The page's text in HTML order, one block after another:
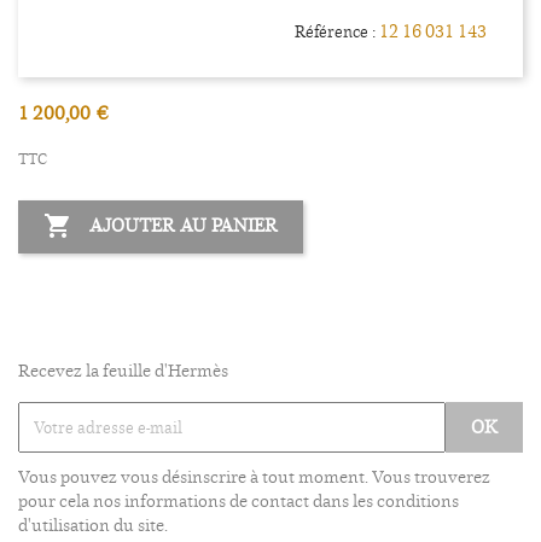
Référence : 12 16 031 143
1 200,00 €
TTC
 AJOUTER AU PANIER
Recevez la feuille d'Hermès
Vous pouvez vous désinscrire à tout moment. Vous trouverez
pour cela nos informations de contact dans les conditions
d'utilisation du site.